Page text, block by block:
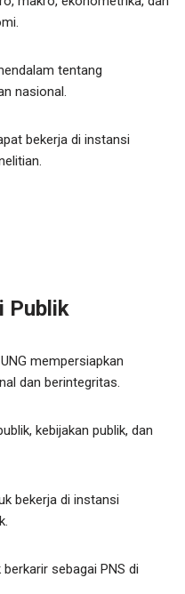
tentang
nasional.
bekerja di instansi
Publik
mempersiapkan
dan berintegritas.
kebijakan publik, dan
bekerja di instansi
sebagai PNS di